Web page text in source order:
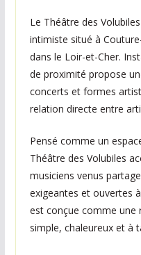
s
o
r
t
e
s
h
a
Le Théâtre des
intimiste situé à
dans le Loir-et-Cher.
de proximité propose
concerts et formes
relation directe entre
Pensé comme un
Théâtre des Volubiles
musiciens venus
exigeantes et ouvertes
est conçue comme une
simple, chaleureux et à